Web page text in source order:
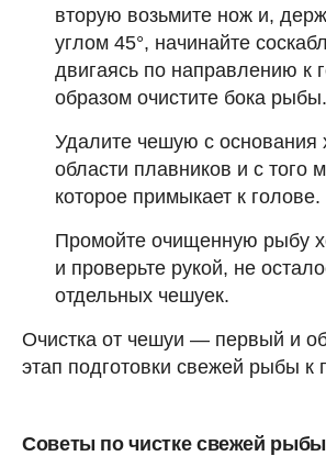
вторую возьмите нож и,
углом 45°, начинайте
двигаясь по направлению к
образом очистите бока рыбы.
Удалите чешую с основания
области плавников и с того
которое примыкает к голове.
Промойте очищенную рыбу
и проверьте рукой, не
отдельных чешуек.
Очистка от чешуи — первый и
этап подготовки свежей рыбы к
Советы по чистке свежей рыбы